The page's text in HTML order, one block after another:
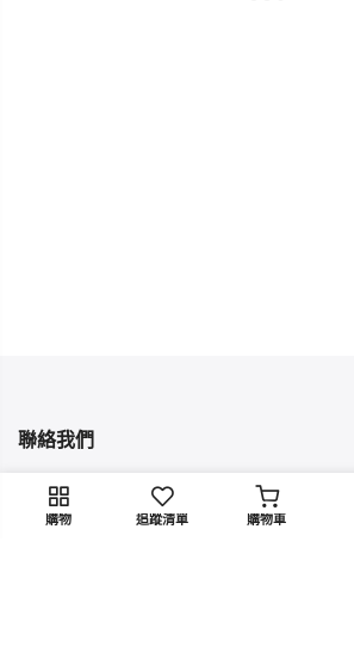
聯絡我們
藏品與商品
購物 追蹤清單 購物車